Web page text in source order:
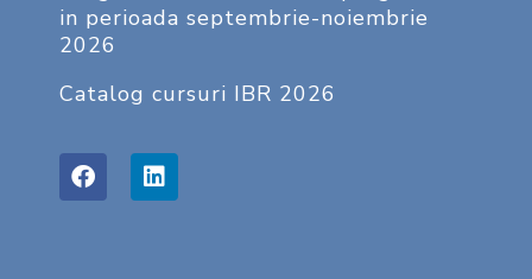
in perioada septembrie-noiembrie
2026
Catalog cursuri IBR 2026